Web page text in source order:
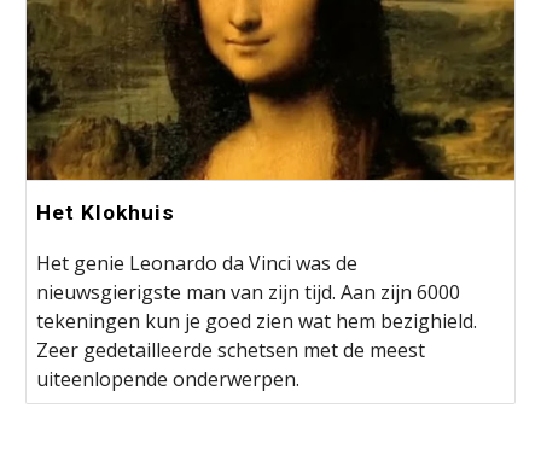
Het Klokhuis
Het genie Leonardo da Vinci was de
nieuwsgierigste man van zijn tijd. Aan zijn 6000
tekeningen kun je goed zien wat hem bezighield.
Zeer gedetailleerde schetsen met de meest
uiteenlopende onderwerpen.